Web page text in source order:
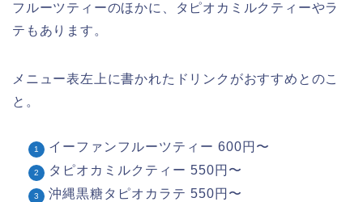
フルーツティーのほかに、タピオカミルクティーやラ
テもあります。
メニュー表左上に書かれたドリンクがおすすめとのこ
と。
イーファンフルーツティー 600円〜
タピオカミルクティー 550円〜
沖縄黒糖タピオカラテ 550円〜